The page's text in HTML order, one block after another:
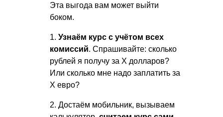
Эта выгода вам может выйти
боком.
1. Узнаём курс с учётом всех
комиссий. Спрашивайте: сколько
рублей я получу за X долларов?
Или сколько мне надо заплатить за
Х евро?
2. Достаём мобильник, вызываем